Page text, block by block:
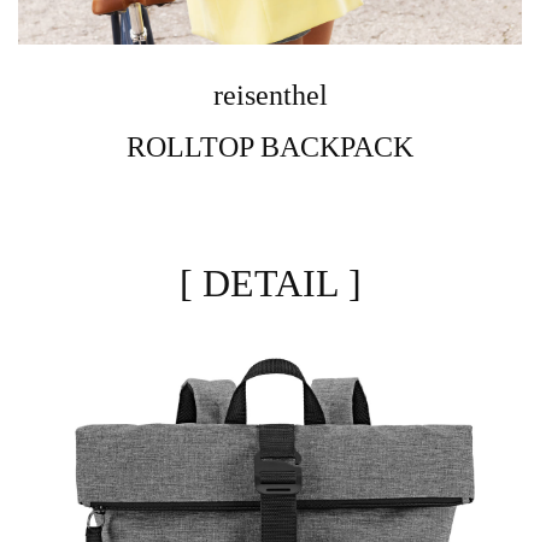
reisenthel
ROLLTOP BACKPACK
[ DETAIL ]